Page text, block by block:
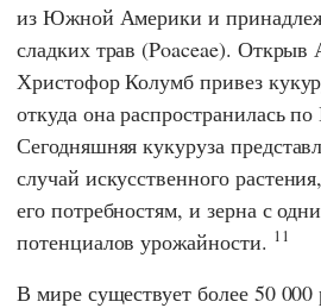
из Южной Америки и
сладких трав (Poaceae). Открыв
Христофор Колумб привез
откуда она распространилась
Сегодняшняя кукуруза
случай искусственного
его потребностям, и зерна с
потенциалов урожайности. 11
В мире существует более 50